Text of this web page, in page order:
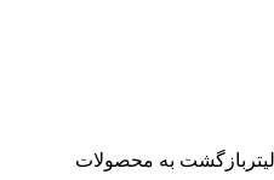
بازگشت به محصولات